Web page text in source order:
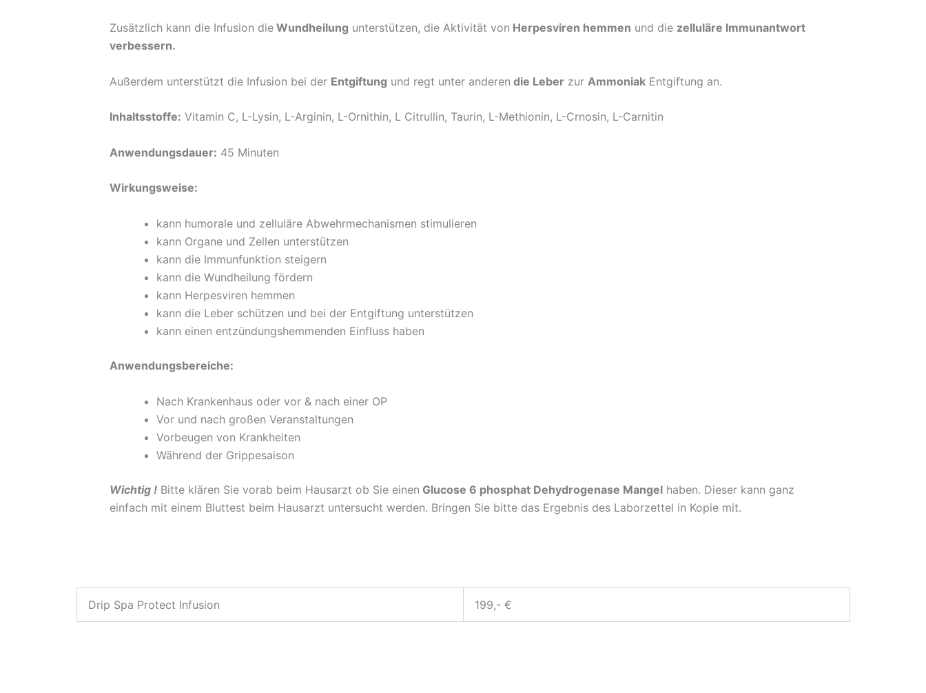
Zusätzlich kann die Infusion dieWundheilung unterstützen, die Aktivität von Herpesviren hemmen und die zelluläre Immunantwort
verbessern.
Außerdem unterstützt die Infusion bei der Entgiftung und regt unter anderen die Leberzur AmmoniakEntgiftung an.
Inhaltsstoffe: Vitamin C, L-Lysin, L-Arginin, L-Ornithin, L Citrullin, Taurin, L-Methionin, L-Crnosin, L-Carnitin
Anwendungsdauer: 45 Minuten
Wirkungsweise:
kann humorale und zelluläre Abwehrmechanismen stimulieren
kann Organe und Zellen unterstützen
kann die Immunfunktion steigern
kann die Wundheilung fördern
kann Herpesviren hemmen
kann die Leber schützen und bei der Entgiftung unterstützen
kann einen entzündungshemmenden Einfluss haben
Anwendungsbereiche:
Nach Krankenhaus oder vor & nach einer OP
Vor und nach großen Veranstaltungen
Vorbeugen von Krankheiten
Während der Grippesaison
Wichtig ! Bitte klären Sie vorab beim Hausarzt ob Sie einen Glucose 6 phosphat Dehydrogenase Mangelhaben. Dieser kann ganz
einfach mit einem Bluttest beim Hausarzt untersucht werden. Bringen Sie bitte das Ergebnis des Laborzettel in Kopie mit.
Drip Spa Protect Infusion 199,- €